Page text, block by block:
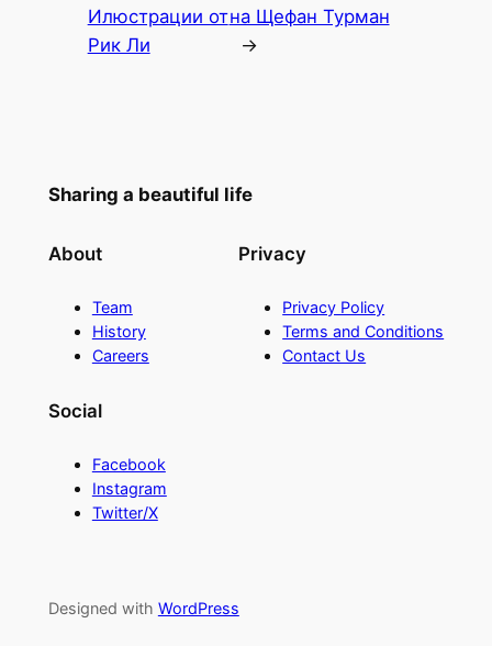
Илюстрации от
Рик Ли
на Щефан Турман
→
Sharing a beautiful life
About
Team
History
Careers
Privacy
Privacy Policy
Terms and Conditions
Contact Us
Social
Facebook
Instagram
Twitter/X
Designed with WordPress